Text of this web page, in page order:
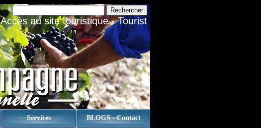
Accès au site touristique - Tourist
Services BLOGS - Contact